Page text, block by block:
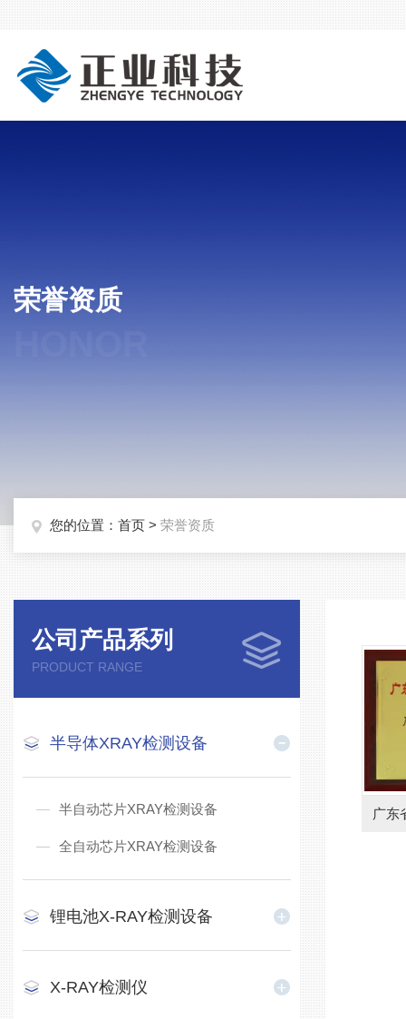
荣誉资质
您的位置： 首页 > 荣誉资质
公司产品系列
PRODUCT RANGE
半导体XRAY检测设备
半自动芯片XRAY检测设备
全自动芯片XRAY检测设备
锂电池X-RAY检测设备
X-RAY检测仪
广东